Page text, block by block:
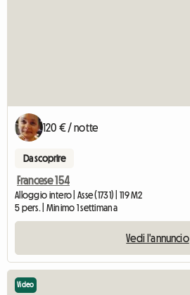
120 € / notte
Da scoprire
Francese 154
Alloggio intero | Asse (1731) | 119 M2
5 pers. | Minimo 1 settimana
Vedi l'annuncio
Video